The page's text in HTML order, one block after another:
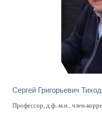
Сергей Григорьевич
Профессор, д.ф.-м.н., член-